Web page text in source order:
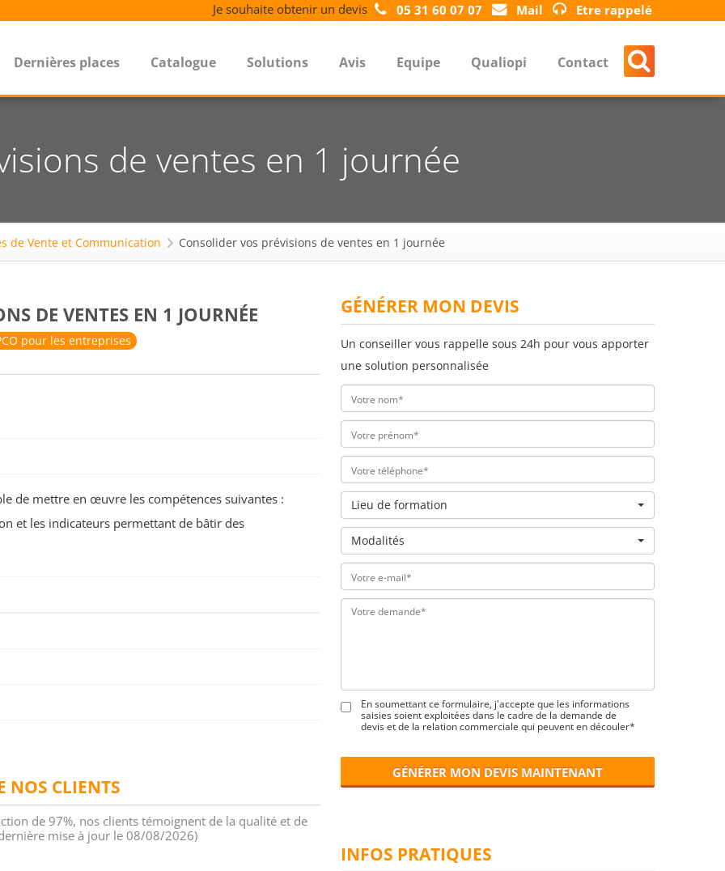
Je souhaite obtenir un devis 05 31 60 07 07 Mail Etre rappelé
Dernières places Catalogue Solutions Avis Equipe Qualiopi Contact
de ventes en 1 journée
de Vente et Communication Consolider vos prévisions de ventes en 1 journée
DE VENTES EN 1 JOURNÉE
pour les entreprises
de mettre en œuvre les compétences suivantes :
et les indicateurs permettant de bâtir des
NOS CLIENTS
de 97%, nos clients témoignent de la qualité et de
mise à jour le 08/08/2026)
GÉNÉRER MON DEVIS
Un conseiller vous rappelle sous 24h pour vous apporter
une solution personnalisée
Lieu de formation
Modalités
En soumettant ce formulaire, j'accepte que les informations
saisies soient exploitées dans le cadre de la demande de
devis et de la relation commerciale qui peuvent en découler*
GÉNÉRER MON DEVIS MAINTENANT
INFOS PRATIQUES